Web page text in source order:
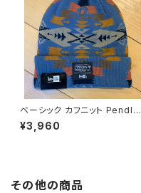
ベーシック カフニット Pendlet
on ペンドルトン ネイビー
¥3,960
その他の商品